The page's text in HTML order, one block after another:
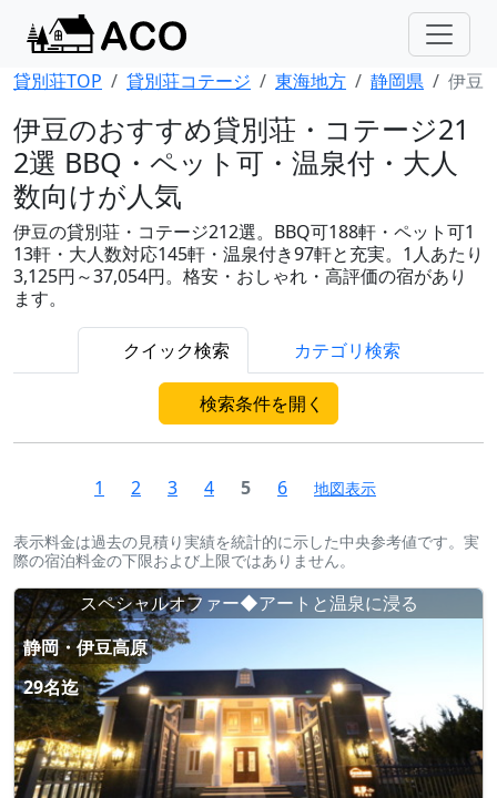
貸別荘TOP 貸別荘コテージ 東海地方 静岡県 伊豆
伊豆のおすすめ貸別荘・コテージ21
2選 BBQ・ペット可・温泉付・大人
数向けが人気
伊豆の貸別荘・コテージ212選。BBQ可188軒・ペット可1
13軒・大人数対応145軒・温泉付き97軒と充実。1人あたり
3,125円～37,054円。格安・おしゃれ・高評価の宿があり
ます。
クイック検索 カテゴリ検索
検索条件を開く
1 2 3 4 5 6 地図表示
表示料金は過去の見積り実績を統計的に示した中央参考値です。実
際の宿泊料金の下限および上限ではありません。
スペシャルオファー◆アートと温泉に浸る
静岡・伊豆高原
29名迄